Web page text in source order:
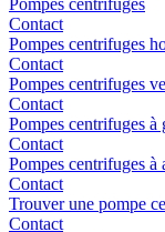
Pompes centrifuges
Contact
Pompes centrifuges
Contact
Pompes centrifuges
Contact
Pompes centrifuges à
Contact
Pompes centrifuges à
Contact
Trouver une pompe
Contact